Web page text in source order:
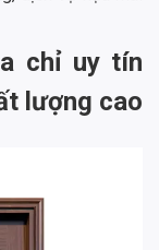
chỉ uy tín
lượng cao